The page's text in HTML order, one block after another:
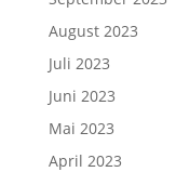
August 2023
Juli 2023
Juni 2023
Mai 2023
April 2023